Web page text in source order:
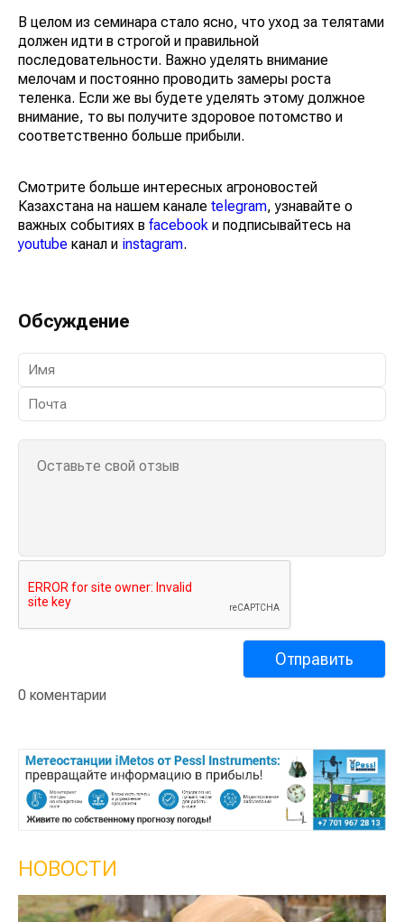
В целом из семинара стало ясно, что уход за телятами
должен идти в строгой и правильной
последовательности. Важно уделять внимание
мелочам и постоянно проводить замеры роста
теленка. Если же вы будете уделять этому должное
внимание, то вы получите здоровое потомство и
соответственно больше прибыли.
Смотрите больше интересных агроновостей
Казахстана на нашем канале telegram, узнавайте о
важных событиях в facebook и подписывайтесь на
youtube канал и instagram.
Обсуждение
0 коментарии
НОВОСТИ